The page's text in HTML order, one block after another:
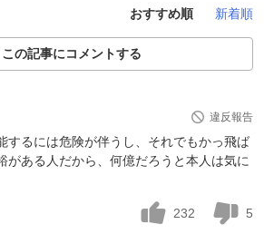
おすすめ順 新着順
この記事にコメントする
違反報告
するには危険が伴うし、それでもかっ飛ば
がある人だから、何億だろうと本人は気に
232 5